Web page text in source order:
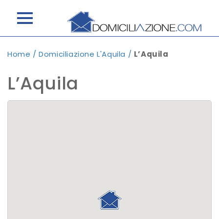
Home /Domiciliazione L'Aquila / L’Aquila
L’Aquila